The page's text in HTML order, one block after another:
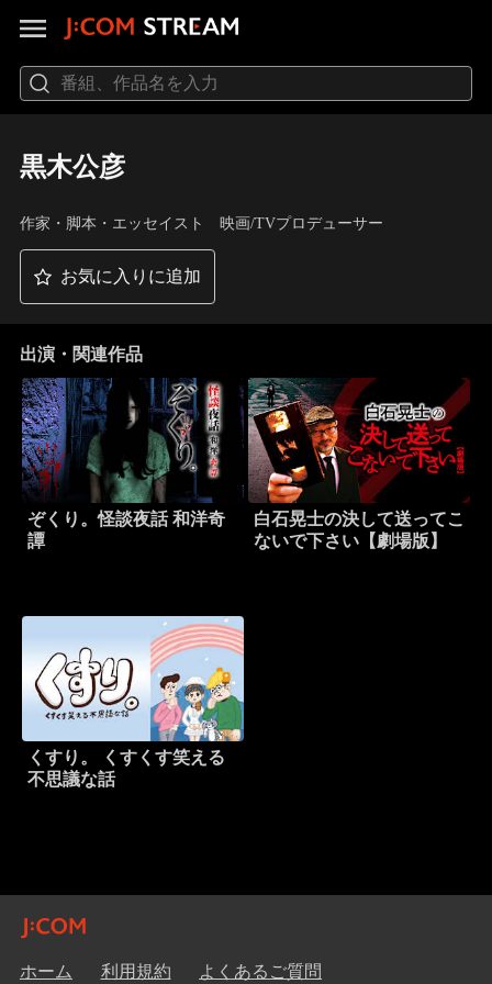
黒木公彦
作家・脚本・エッセイスト 映画/TVプロデューサー
お気に入りに追加
出演・関連作品
ぞくり。怪談夜話 和洋奇
譚
白石晃士の決して送ってこ
ないで下さい【劇場版】
くすり。 くすくす笑える
不思議な話
ホーム 利用規約 よくあるご質問